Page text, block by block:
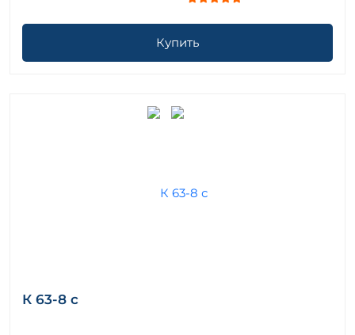
Купить
К 63-8 с